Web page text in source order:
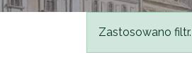
Status
Zastosowano